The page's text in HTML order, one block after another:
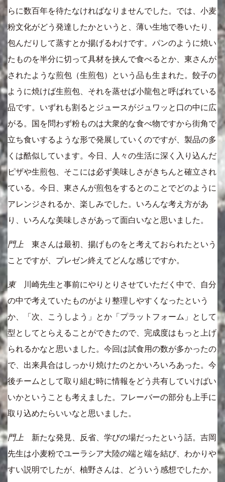
らに数百年を待たなければなりませんでした。では、小麦
粉文化がどう発達したかというと、薄い生地で巻いたり、
包んだりして蒸すとか揚げるわけです。パンのように焼い
たものを半分に切って具材を挟んで食べるとか、東さんが
されたような煎包（生煎包）という品も生まれた。餃子の
ように焼けば生煎包、それを蒸せば小龍包と呼ばれている
品です。いずれも割るとジュースがジュワッと口の中に広
がる。国を問わず粉ものは大衆的な食べ物ですから街角で
立ち食いするような形で発展していくのですが、製品の多
くは酷似しています。今日、人々の生活に深く入り込んだ
ピザや生煎包、そこには必ず美味しさがきちんと確立され
ている。今日、東さんが煎包をするとのことでどのように
アレンジされるか、楽しみでした。いろんな考え方があ
り、いろんな美味しさがあって面白いなと思いました。
門上 東さんは最初、揚げものをと考えておられたという
ことですが、プレゼン終えてどんな感じですか。
東川崎先生と事前にやりとりさせていただく中で、自分
の中で考えていたものがより整理しやすくなったという
か、「次、こうしよう」とか「プラットフォーム」として
型としてとらえることができたので、完成度はもっと上げ
られるかなと思いました。今回は試食用の数が多かったの
で、出来具合はしっかり焼けたのとかいろいろあった。今
後チームとして取り組む時に情報をどう共有していけばい
いかということも考えました。フレーバーの部分も上手に
取り込めたらいいなと思いました。
門上 新たな発見、反省、学びの場だったという話。吉岡
先生は小麦粉でユーラシア大陸の端と端を結び、わかりや
すい説明でしたが、柚野さんは、どういう感想でしたか。